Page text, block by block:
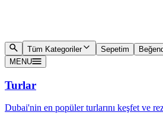
Tüm Kategoriler Sepetim
MENU
Turlar
Dubai'nin en popüler turlarını keşfet ve